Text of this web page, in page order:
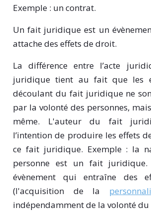
Exemple : un contrat.
Un fait juridique est un
attache des effets de droit.
La différence entre l’acte
juridique tient au fait que les
découlant du fait juridique ne
par la volonté des personnes,
même. L'auteur du fait
l’intention de produire les effets
ce fait juridique. Exemple : la
personne est un fait
évènement qui entraîne des
(l'acquisition de la
indépendamment de la volonté du